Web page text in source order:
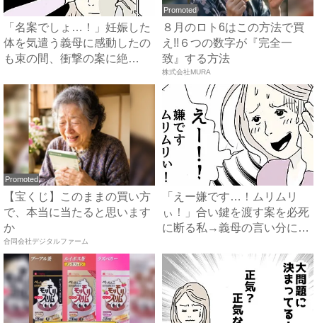
「名案でしょ…！」妊娠した
体を気遣う義母に感動したの
も束の間、衝撃の案に絶
Promoted
８月のロト6はこの方法で買
え!!６つの数字が『完全一
致』する方法
株式会社MURA
Promoted
【宝くじ】このままの買い方
で、本当に当たると思います
か
合同会社デジタルファーム
「えー嫌です…！ムリムリ
ぃ！」合い鍵を渡す案を必死
に断る私→義母の言い分にあ